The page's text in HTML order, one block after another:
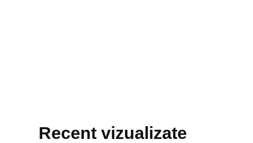
Recent vizualizate